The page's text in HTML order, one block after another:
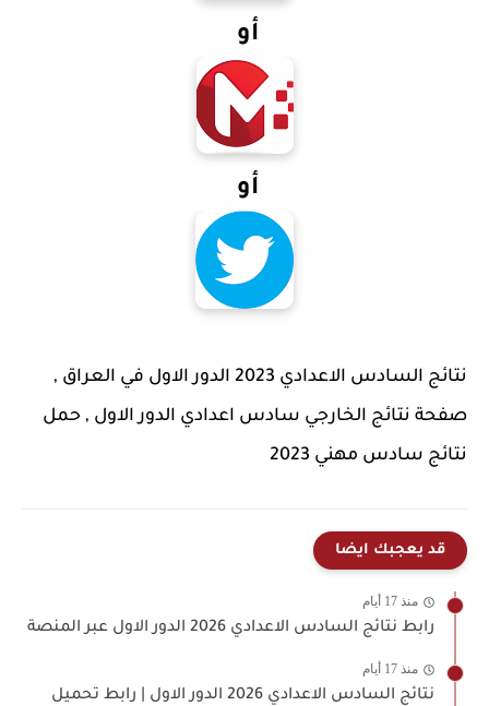
أو
أو
نتائج السادس الاعدادي 2023 الدور الاول في العراق ,
صفحة نتائج الخارجي سادس اعدادي الدور الاول , حمل
نتائج سادس مهني 2023
قد يعجبك ايضا
منذ 17 أيام
رابط نتائج السادس الاعدادي 2026 الدور الاول عبر المنصة
منذ 17 أيام
نتائج السادس الاعدادي 2026 الدور الاول | رابط تحميل